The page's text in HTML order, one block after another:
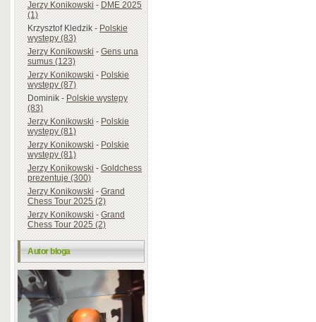
Jerzy Konikowski-DME 2025
(1)
Krzysztof Kledzik-Polskie
występy (83)
Jerzy Konikowski-Gens una
sumus (123)
Jerzy Konikowski-Polskie
występy (87)
Dominik-Polskie występy
(83)
Jerzy Konikowski-Polskie
występy (81)
Jerzy Konikowski-Polskie
występy (81)
Jerzy Konikowski-Goldchess
prezentuje (300)
Jerzy Konikowski-Grand
Chess Tour 2025 (2)
Jerzy Konikowski-Grand
Chess Tour 2025 (2)
Autor bloga